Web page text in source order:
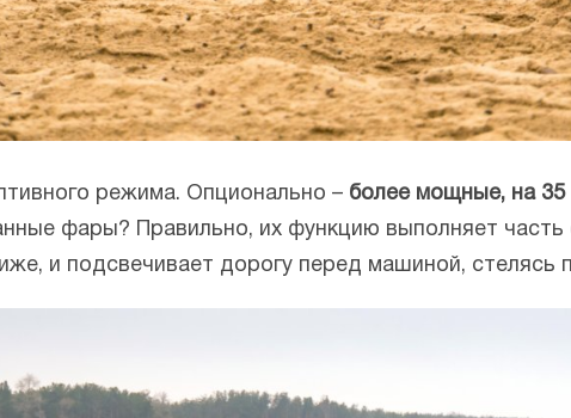
режима. Опционально – более мощные, на
фары? Правильно, их функцию выполняет
и подсвечивает дорогу перед машиной, стелясь